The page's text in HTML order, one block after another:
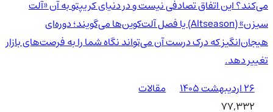
می‌کند؟ این اتفاق تصادفی نیست و در دنیای کریپتو به آن «آلت
سیزن» (Altseason) یا فصل آلت‌کوین‌ها می‌گویند؛ دوره‌ای
هیجان‌انگیز که درک درست آن می‌تواند نگاه شما را به فرصت‌های بازار
تغییر دهد.
۲۶ اردیبهشت ۱۴۰۵
مقالات
77,332